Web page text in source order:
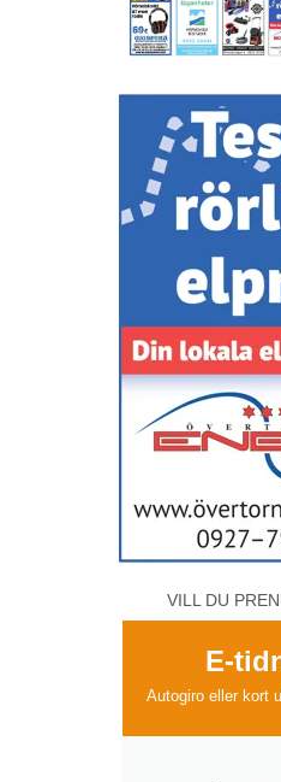
VILL DU
E-
Autogiro eller kort